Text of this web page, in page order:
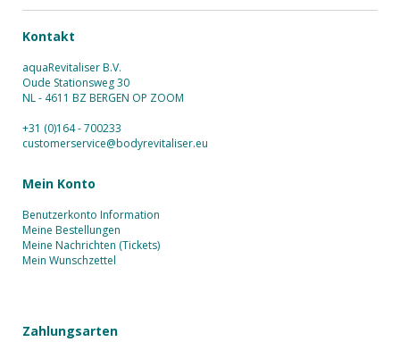
Kontakt
aquaRevitaliser B.V.
Oude Stationsweg 30
NL - 4611 BZ BERGEN OP ZOOM
+31 (0)164 - 700233
customerservice@bodyrevitaliser.eu
Mein Konto
Benutzerkonto Information
Meine Bestellungen
Meine Nachrichten (Tickets)
Mein Wunschzettel
Zahlungsarten